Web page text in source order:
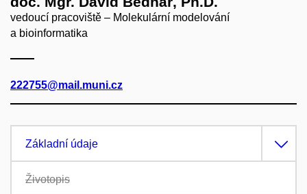
vedoucí pracoviště – Molekulární modelování
a bioinformatika
222755@mail.muni.cz
Základní údaje
Životopis